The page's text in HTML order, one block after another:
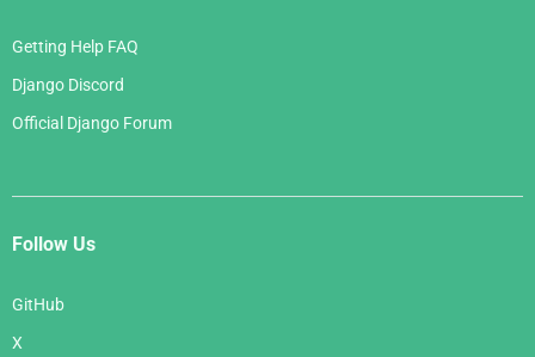
Getting Help FAQ
Django Discord
Official Django Forum
Follow Us
GitHub
X